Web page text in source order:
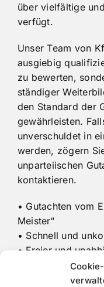
über vielfältige
verfügt.
Unser Team von
ausgiebig
zu bewerten,
ständiger
den Standard der
gewährleisten.
unverschuldet in
werden, zögern
unparteiischen
kontaktieren.
• Gutachten vom
Meister“
• Schnell und
• Freier und